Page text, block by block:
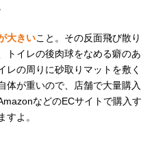
大きいこと。その反面飛び散り
トイレの後肉球をなめる癖のあ
レの周りに砂取りマットを敷く
体が重いので、店舗で大量購入
などのECサイトで購入す
すよ。